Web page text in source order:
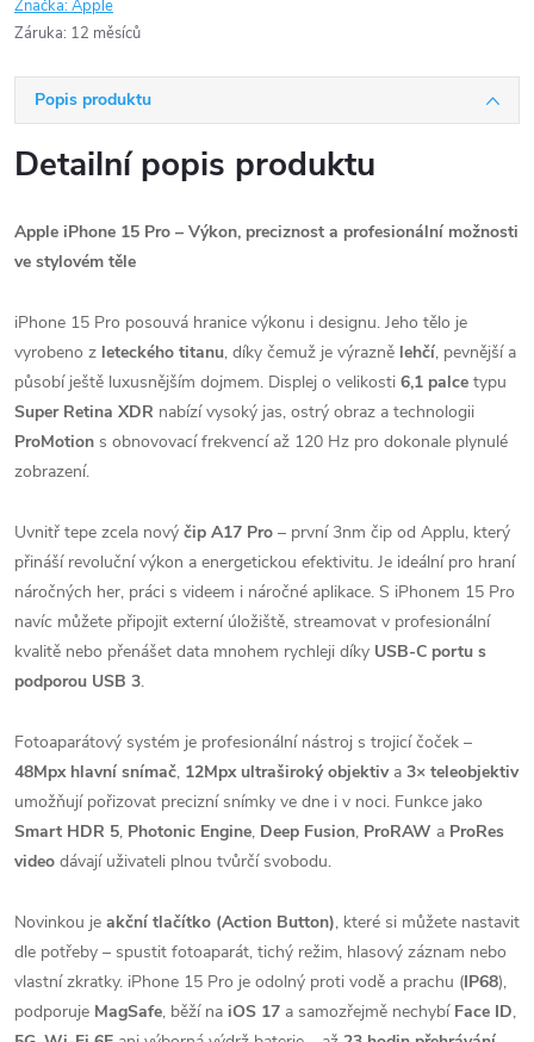
Značka:Apple
Záruka: 12 měsíců
Popis produktu
Detailní popis produktu
Apple iPhone 15 Pro – Výkon, preciznost a profesionální možnosti
ve stylovém těle
iPhone 15 Pro posouvá hranice výkonu i designu. Jeho tělo je
vyrobeno z leteckého titanu, díky čemuž je výrazně lehčí, pevnější a
působí ještě luxusnějším dojmem. Displej o velikosti 6,1 palce typu
Super Retina XDR nabízí vysoký jas, ostrý obraz a technologii
ProMotion s obnovovací frekvencí až 120 Hz pro dokonale plynulé
zobrazení.
Uvnitř tepe zcela nový čip A17 Pro – první 3nm čip od Applu, který
přináší revoluční výkon a energetickou efektivitu. Je ideální pro hraní
náročných her, práci s videem i náročné aplikace. S iPhonem 15 Pro
navíc můžete připojit externí úložiště, streamovat v profesionální
kvalitě nebo přenášet data mnohem rychleji díky USB‑C portu s
podporou USB 3.
Fotoaparátový systém je profesionální nástroj s trojicí čoček –
48Mpx hlavní snímač, 12Mpx ultraširoký objektiva 3× teleobjektiv
umožňují pořizovat precizní snímky ve dne i v noci. Funkce jako
Smart HDR 5, Photonic Engine, Deep Fusion, ProRAW a ProRes
video dávají uživateli plnou tvůrčí svobodu.
Novinkou je akční tlačítko (Action Button), které si můžete nastavit
dle potřeby – spustit fotoaparát, tichý režim, hlasový záznam nebo
vlastní zkratky. iPhone 15 Pro je odolný proti vodě a prachu (IP68),
podporuje MagSafe, běží na iOS 17 a samozřejmě nechybí Face ID,